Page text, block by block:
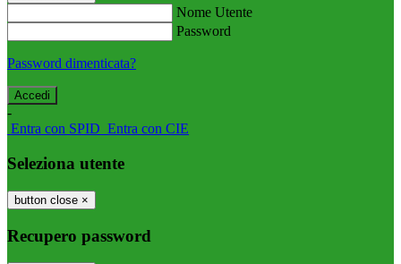
Nome Utente
Password
Password dimenticata?
-
Entra con SPID Entra con CIE
Seleziona utente
button close ×
Recupero password